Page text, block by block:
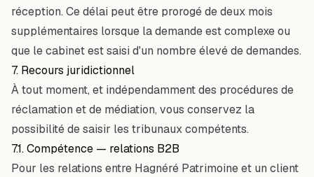
réception. Ce délai peut être prorogé de deux mois
supplémentaires lorsque la demande est complexe ou
que le cabinet est saisi d'un nombre élevé de demandes.
7. Recours juridictionnel
À tout moment, et indépendamment des procédures de
réclamation et de médiation, vous conservez la
possibilité de saisir les tribunaux compétents.
7.1. Compétence — relations B2B
Pour les relations entre Hagnéré Patrimoine et un client